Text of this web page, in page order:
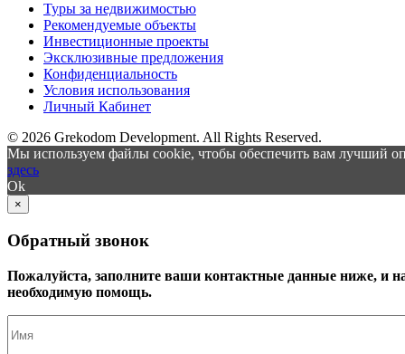
Туры за недвижимостью
Рекомендуемые объекты
Инвестиционные проекты
Эксклюзивные предложения
Конфиденциальность
Условия использования
Личный Кабинет
© 2026 Grekodom Development. All Rights Reserved.
Мы используем файлы cookie, чтобы обеспечить вам лучший
здесь
Ok
×
Обратный звонок
Пожалуйста, заполните ваши контактные данные ниже, и
необходимую помощь.